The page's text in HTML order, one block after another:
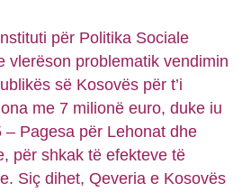
për Politika Sociale
vlerëson problematik vendimin
së Kosovës për t’i
me 7 milionë euro, duke iu
– Pagesa për Lehonat dhe
për shkak të efekteve të
Siç dihet, Qeveria e Kosovës